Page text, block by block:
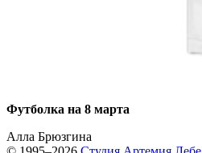
Футболка на 8 марта
Алла Брюзгина